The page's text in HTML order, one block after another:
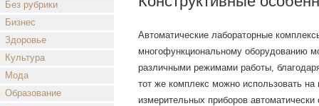
Без рубрики
Бизнес
Здоровье
Культура
Мода
Образование
Автоматические лабораторные
многофункциональному оборудованию
различными режимами работы,
тот же комплекс можно использовать на
измерительных приборов